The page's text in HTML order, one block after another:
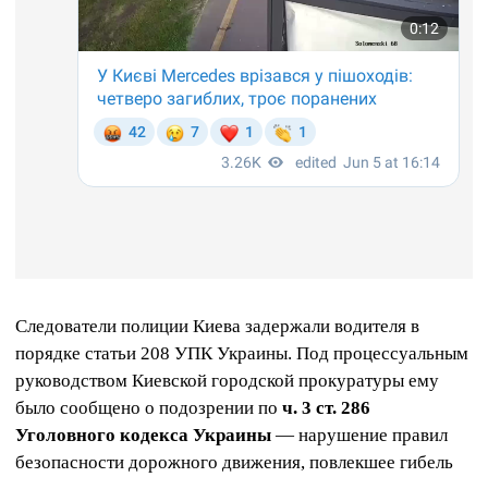
Следователи полиции Киева задержали водителя в
порядке статьи 208 УПК Украины. Под процессуальным
руководством Киевской городской прокуратуры ему
было сообщено о подозрении по ч. 3 ст. 286
Уголовного кодекса Украины — нарушение правил
безопасности дорожного движения, повлекшее гибель